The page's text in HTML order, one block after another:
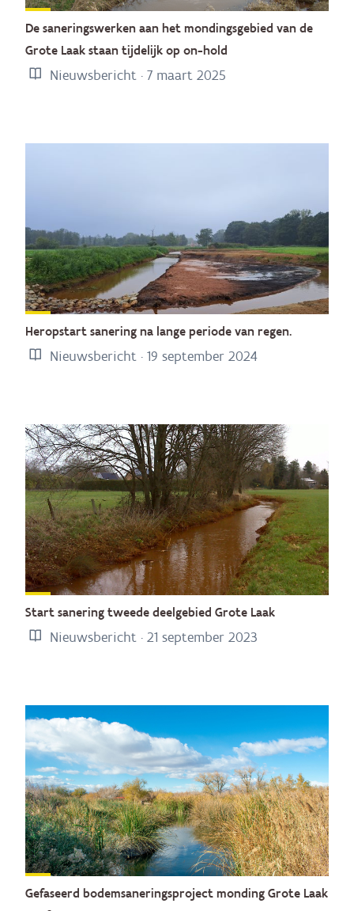
De saneringswerken aan het mondingsgebied van de
Grote Laak staan tijdelijk op on-hold
Nieuwsbericht · 7 maart 2025
Heropstart sanering na lange periode van regen.
Nieuwsbericht · 19 september 2024
Start sanering tweede deelgebied Grote Laak
Nieuwsbericht · 21 september 2023
Gefaseerd bodemsaneringsproject monding Grote Laak